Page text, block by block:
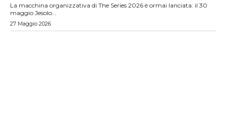
La macchina organizzativa di The Series 2026 è ormai lanciata: il 30
maggio Jesolo...
27 Maggio 2026